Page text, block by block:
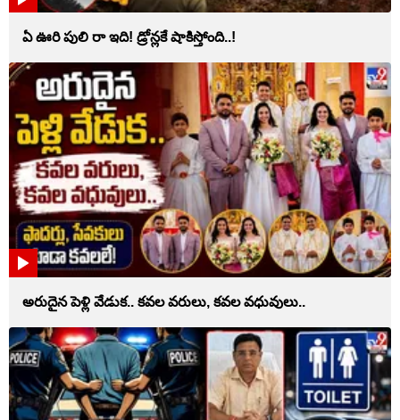
ఏ ఊరి పులి రా ఇది! డ్రోన్లకే షాకిస్తోంది..!
అరుదైన పెళ్లి వేడుక.. కవల వరులు, కవల వధువులు..